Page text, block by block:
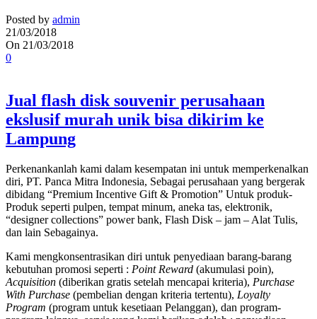
Posted by admin
21/03/2018
On 21/03/2018
0
Jual flash disk souvenir perusahaan
ekslusif murah unik bisa dikirim ke
Lampung
Perkenankanlah kami dalam kesempatan ini untuk memperkenalkan
diri, PT. Panca Mitra Indonesia, Sebagai perusahaan yang bergerak
dibidang “Premium Incentive Gift & Promotion” Untuk produk-
Produk seperti pulpen, tempat minum, aneka tas, elektronik,
“designer collections” power bank, Flash Disk – jam – Alat Tulis,
dan lain Sebagainya.
Kami mengkonsentrasikan diri untuk penyediaan barang-barang
kebutuhan promosi seperti : Point Reward (akumulasi poin),
Acquisition (diberikan gratis setelah mencapai kriteria), Purchase
With Purchase (pembelian dengan kriteria tertentu), Loyalty
Program (program untuk kesetiaan Pelanggan), dan program-